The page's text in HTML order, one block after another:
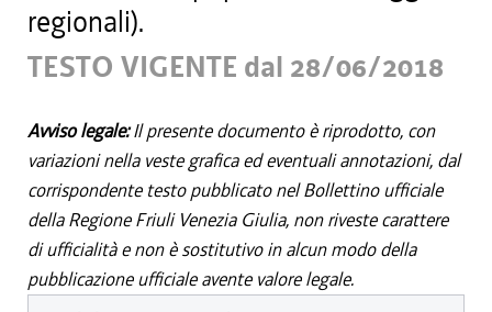
regionali).
TESTO VIGENTE dal 28/06/2018
Avviso legale:Il presente documento è riprodotto, con
variazioni nella veste grafica ed eventuali annotazioni, dal
corrispondente testo pubblicato nel Bollettino ufficiale
della Regione Friuli Venezia Giulia, non riveste carattere
di ufficialità e non è sostitutivo in alcun modo della
pubblicazione ufficiale avente valore legale.